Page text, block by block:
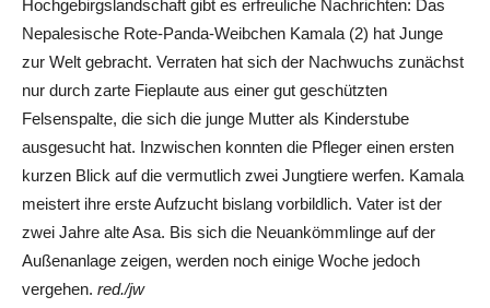
Hochgebirgslandschaft gibt es erfreuliche Nachrichten: Das
Nepalesische Rote-Panda-Weibchen Kamala (2) hat Junge
zur Welt gebracht. Verraten hat sich der Nachwuchs zunächst
nur durch zarte Fieplaute aus einer gut geschützten
Felsenspalte, die sich die junge Mutter als Kinderstube
ausgesucht hat. Inzwischen konnten die Pfleger einen ersten
kurzen Blick auf die vermutlich zwei Jungtiere werfen. Kamala
meistert ihre erste Aufzucht bislang vorbildlich. Vater ist der
zwei Jahre alte Asa. Bis sich die Neuankömmlinge auf der
Außenanlage zeigen, werden noch einige Woche jedoch
vergehen. red./jw